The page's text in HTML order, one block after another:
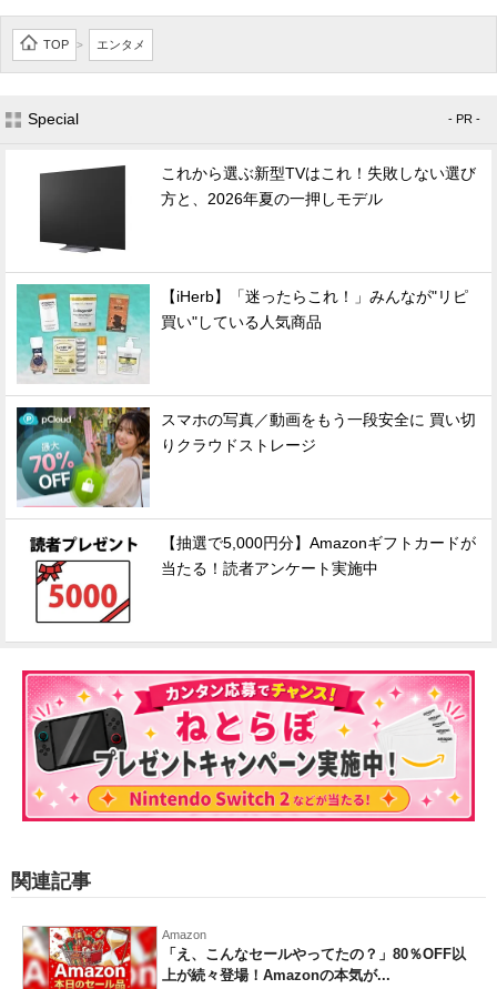
TOP > エンタメ
Special - PR -
これから選ぶ新型TVはこれ！失敗しない選び
方と、2026年夏の一押しモデル
【iHerb】「迷ったらこれ！」みんなが"リピ
買い"している人気商品
スマホの写真／動画をもう一段安全に 買い切
りクラウドストレージ
【抽選で5,000円分】Amazonギフトカードが
当たる！読者アンケート実施中
関連記事
Amazon
「え、こんなセールやってたの？」80％OFF以
上が続々登場！Amazonの本気が...